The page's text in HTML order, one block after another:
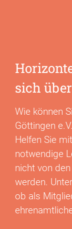
sich
Wie können
Göttingen
Helfen Sie
notwendige
nicht von
werden.
ob als